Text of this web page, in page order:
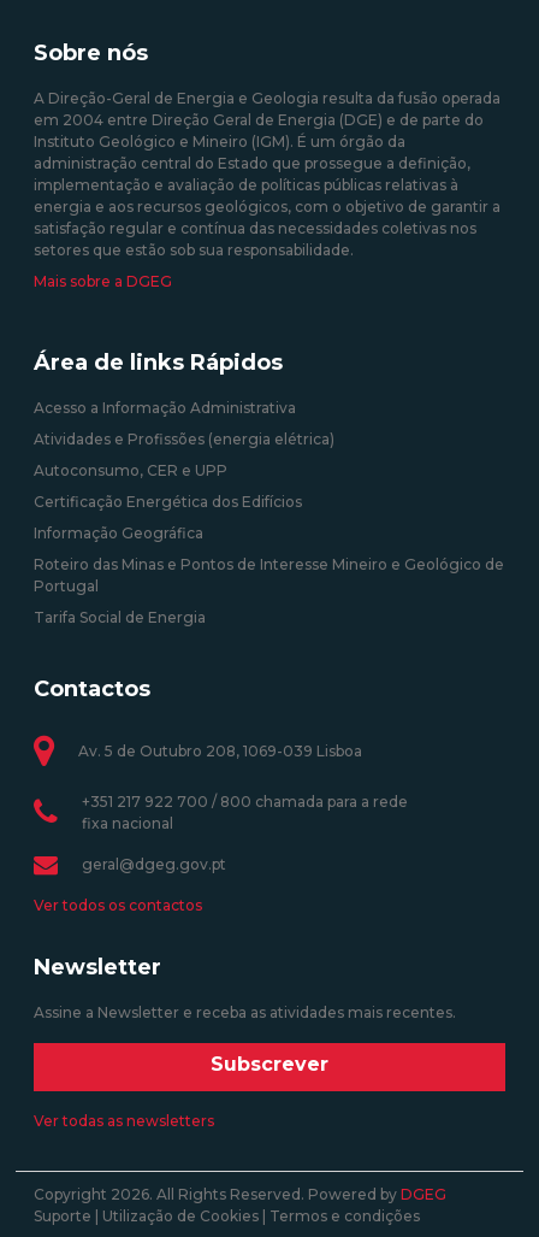
produzida em centrais
solares fotovoltaicas -
09/09/2020 12:00:00
10/08/2020 12:00:00
Sobre nós
A Direção-Geral de Energia e Geologia resulta da fusão operada
em 2004 entre Direção Geral de Energia (DGE) e de parte do
Instituto Geológico e Mineiro (IGM). É um órgão da
administração central do Estado que prossegue a definição,
implementação e avaliação de políticas públicas relativas à
energia e aos recursos geológicos, com o objetivo de garantir a
satisfação regular e contínua das necessidades coletivas nos
setores que estão sob sua responsabilidade.
Mais sobre a DGEG
Área de links Rápidos
Acesso a Informação Administrativa
Atividades e Profissões (energia elétrica)
Autoconsumo, CER e UPP
Certificação Energética dos Edifícios
Informação Geográfica
Roteiro das Minas e Pontos de Interesse Mineiro e Geológico de
Portugal
Tarifa Social de Energia
Contactos
Av. 5 de Outubro 208, 1069-039 Lisboa
+351 217 922 700 / 800 chamada para a rede
fixa nacional
geral@dgeg.gov.pt
Ver todos os contactos
Newsletter
Assine a Newsletter e receba as atividades mais recentes.
Subscrever
Ver todas as newsletters
Copyright 2026. All Rights Reserved. Powered byDGEG
Suporte
Utilização de Cookies Termos e condições